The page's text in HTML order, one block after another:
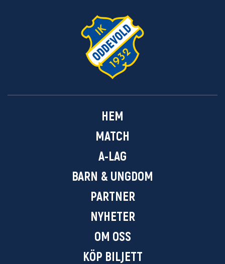
HEM
MATCH
A-LAG
BARN & UNGDOM
PARTNER
NYHETER
OM OSS
KÖP BILJETT